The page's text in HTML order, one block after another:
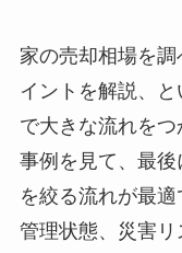
家の売却相場を
イントを解説、
で大きな流れを
事例を見て、最
を絞る流れが最適
管理状態、災害